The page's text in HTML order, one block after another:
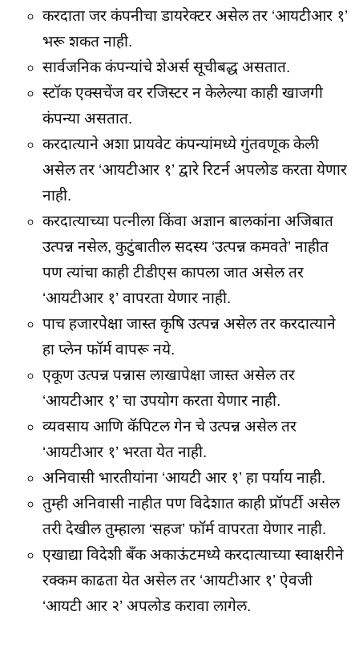
करदाता जर कंपनीचा डायरेक्टर असेल तर ‘आयटीआर १’
भरू शकत नाही.
सार्वजनिक कंपन्यांचे शेअर्स सूचीबद्ध असतात.
स्टॉक एक्सचेंज वर रजिस्टर न केलेल्या काही खाजगी
कंपन्या असतात.
करदात्याने अशा प्रायवेट कंपन्यांमध्ये गुंतवणूक केली
असेल तर ‘आयटीआर १’ द्वारे रिटर्न अपलोड करता येणार
नाही.
करदात्याच्या पत्नीला किंवा अज्ञान बालकांना अजिबात
उत्पन्न नसेल, कुटुंबातील सदस्य ‘उत्पन्न कमवते’ नाहीत
पण त्यांचा काही टीडीएस कापला जात असेल तर
‘आयटीआर १’ वापरता येणार नाही.
पाच हजारपेक्षा जास्त कृषि उत्पन्न असेल तर करदात्याने
हा प्लेन फॉर्म वापरू नये.
एकूण उत्पन्न पन्नास लाखापेक्षा जास्त असेल तर
‘आयटीआर १’ चा उपयोग करता येणार नाही.
व्यवसाय आणि कॅपिटल गेन चे उत्पन्न असेल तर
‘आयटीआर १’ भरता येत नाही.
अनिवासी भारतीयांना ‘आयटी आर १’ हा पर्याय नाही.
तुम्ही अनिवासी नाहीत पण विदेशात काही प्रॉपर्टी असेल
तरी देखील तुम्हाला ‘सहज’ फॉर्म वापरता येणार नाही.
एखाद्या विदेशी बँक अकाऊंटमध्ये करदात्याच्या स्वाक्षरीने
रक्कम काढता येत असेल तर ‘आयटीआर १’ ऐवजी
‘आयटी आर २’ अपलोड करावा लागेल.